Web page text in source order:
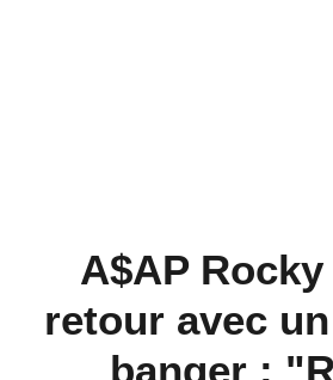
A$AP
retour avec
banger :